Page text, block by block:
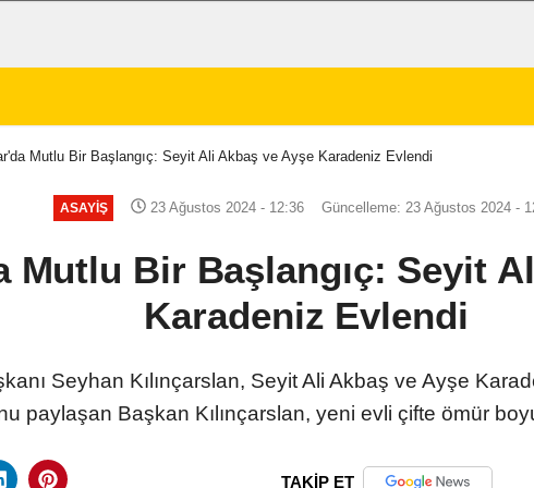
Mutlu Bir Başlangıç: Seyit Ali Akbaş ve Ayşe Karadeniz Evlendi
ASAYIŞ 23 Ağustos 2024 - 12:36 Güncelleme: 23 Ağustos 2024 -
Mutlu Bir Başlangıç: Seyit
Karadeniz Evlendi
Seyhan Kılınçarslan, Seyit Ali Akbaş ve Ayşe
paylaşan Başkan Kılınçarslan, yeni evli çifte ömür
TAKİP ET